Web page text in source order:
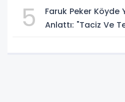
Yürürlüğe
5
Faruk Peker Köyde
Anlattı: "Taciz Ve